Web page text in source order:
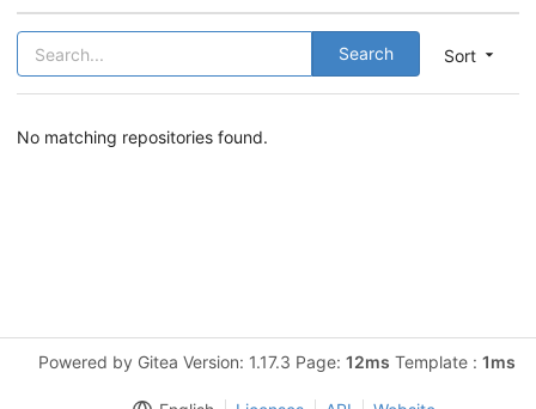
Sort
Search
No matching repositories found.
Powered by Gitea Version: 1.17.3 Page: 12ms Template : 1ms